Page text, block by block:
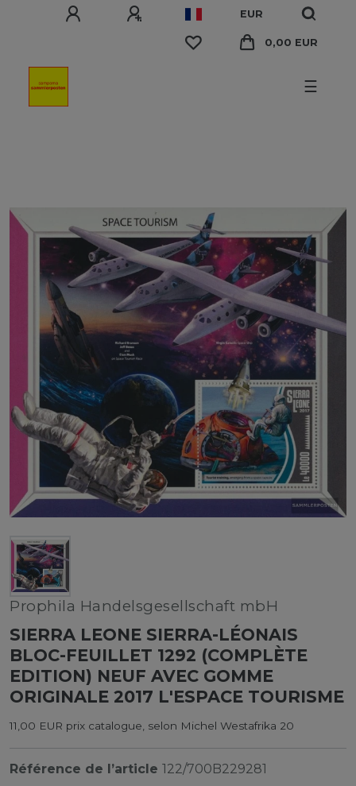
EUR
0,00 EUR
☰
Prophila Handelsgesellschaft mbH
SIERRA LEONE SIERRA-LÉONAIS
BLOC-FEUILLET 1292 (COMPLÈTE
EDITION) NEUF AVEC GOMME
ORIGINALE 2017 L'ESPACE TOURISME
11,00 EUR prix catalogue, selon Michel Westafrika 20
Référence de l’article 122/700B229281